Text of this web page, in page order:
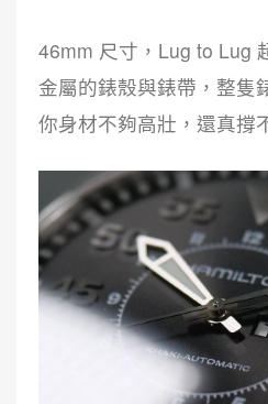
46mm 尺寸，Lug to Lug
金屬的錶殼與錶帶，整隻
你身材不夠高壯，還真撐